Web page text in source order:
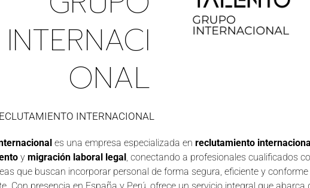
INTERNACI
ONAL
INTERNACIONAL
es una empresa especializada en reclutamiento
y migración laboral legal , conectando a profesionales cualificados
que buscan incorporar personal de forma segura, eficiente y conforme